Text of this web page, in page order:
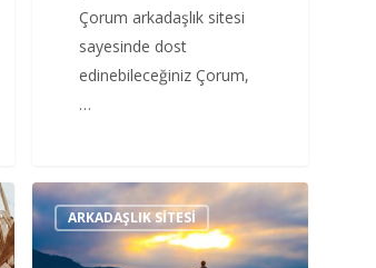
Çorum arkadaşlık sitesi
sayesinde dost
edinebileceğiniz Çorum,
…
Isparta
Arkadaşlık
Sitesi
ARKADAŞLIK SITESI